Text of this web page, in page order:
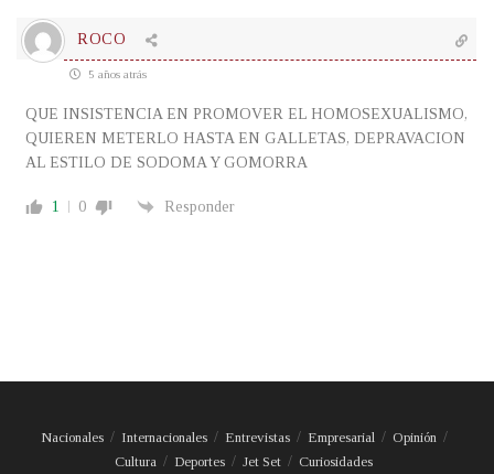
ROCO
5 años atrás
QUE INSISTENCIA EN PROMOVER EL HOMOSEXUALISMO,
QUIEREN METERLO HASTA EN GALLETAS, DEPRAVACION
AL ESTILO DE SODOMA Y GOMORRA
1 0 Responder
Nacionales Internacionales Entrevistas Empresarial
Opinión
Cultura
Deportes Jet Set Curiosidades